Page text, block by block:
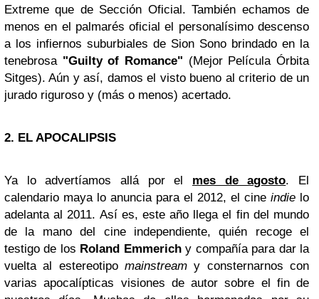
Extreme que de Sección Oficial. También echamos de
menos en el palmarés oficial el personalísimo descenso
a los infiernos suburbiales de Sion Sono brindado en la
tenebrosa "Guilty of Romance" (Mejor Película Órbita
Sitges). Aún y así, damos el visto bueno al criterio de un
jurado riguroso y (más o menos) acertado.
2. EL APOCALIPSIS
Ya lo advertíamos allá por el mes de agosto. El
calendario maya lo anuncia para el 2012, el cine indie lo
adelanta al 2011. Así es, este año llega el fin del mundo
de la mano del cine independiente, quién recoge el
testigo de los Roland Emmerichy compañía para dar la
vuelta al estereotipo mainstream y consternarnos con
varias apocalípticas visiones de autor sobre el fin de